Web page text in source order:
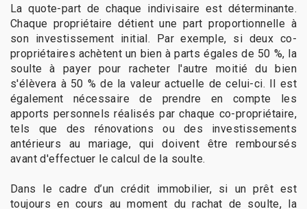
La quote-part de chaque indivisaire est déterminante.
Chaque propriétaire détient une part proportionnelle à
son investissement initial. Par exemple, si deux co-
propriétaires achètent un bien à parts égales de 50 %, la
soulte à payer pour racheter l'autre moitié du bien
s'élèvera à 50 % de la valeur actuelle de celui-ci. Il est
également nécessaire de prendre en compte les
apports personnels réalisés par chaque co-propriétaire,
tels que des rénovations ou des investissements
antérieurs au mariage, qui doivent être remboursés
avant d'effectuer le calcul de la soulte.
Dans le cadre d’un crédit immobilier, si un prêt est
toujours en cours au moment du rachat de soulte, la